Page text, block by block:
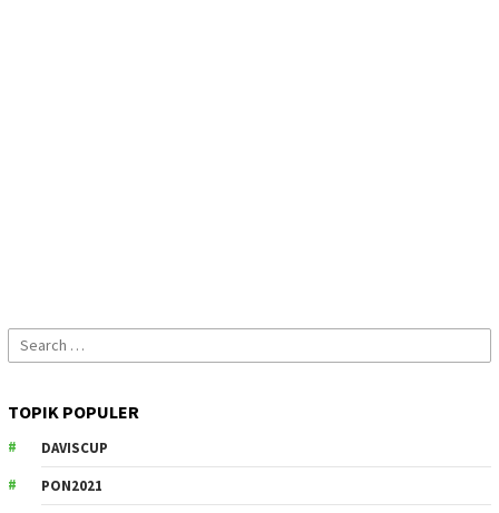
Search
for:
TOPIK POPULER
DAVISCUP
PON2021